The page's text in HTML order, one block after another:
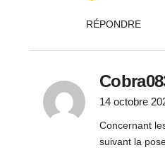
RÉPONDRE
14 octobre
Concernant
suivant la